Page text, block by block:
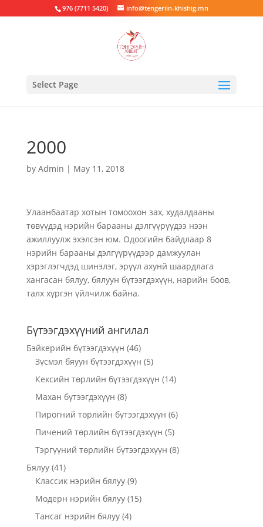
976 (7711 5420) info@tengeriin-khishig.mn
Select Page
2000
by Admin | May 11, 2018
Улаанбаатар хотын томоохон зах, худалдааны
төвүүдэд нэрийн барааны дэлгүүрүүдээ нээн
ажиллуулж эхэлсэн юм. Одоогийн байдлаар 8
нэрийн барааны дэлгүүрүүдээр дамжуулан
хэрэглэгчдэд шинэлэг, эрүүл ахунй шаардлага
хангасан бялуу, бялуун бүтээгдэхүүн, нарийн боов,
талх хүргэн үйлчилж байна.
Бүтээгдэхүүний ангилал
Бэйкерийн бүтээгдэхүүн (46)
Зүсмэл бяуун бүтээгдэхүүн (5)
Кексийн төрлийн бүтээгдэхүүн (14)
Махан бүтээгдэхүүн (8)
Пирогний төрлийн бүтээгдэхүүн (6)
Пичений төрлийн бүтээгдэхүүн (5)
Тэргүүний төрлийн бүтээгдэхүүн (8)
Бялуу (41)
Классик нэрийн бялуу (9)
Модерн нэрийн бялуу (15)
Тансаг нэрийн бялуу (4)